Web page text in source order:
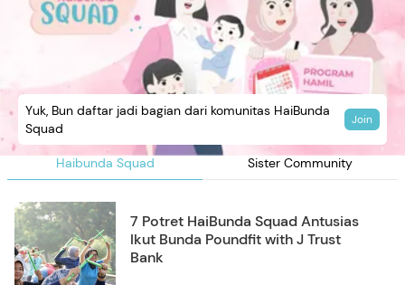
Haibunda Squad Sister Community
Yuk, Bun daftar jadi bagian dari komunitas HaiBunda
Squad
Join
7 Potret HaiBunda Squad Antusias
Ikut Bunda Poundfit with J Trust
Bank